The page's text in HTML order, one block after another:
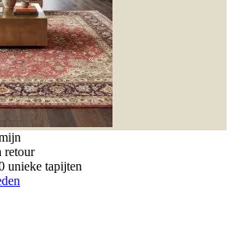
retour
unieke tapijten